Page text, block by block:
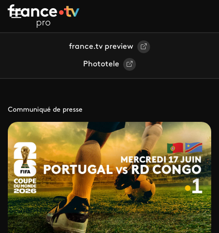
Aller au contenu principal
france.tv preview
Phototele
Communiqué de presse